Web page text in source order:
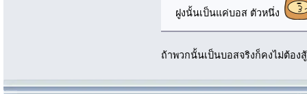
ฝูงนั้นเป็นแค่บอส ตัวหนึ่ง
ถ้าพวกนั้นเป็นบอสจริงก็คงไม่ต้อง